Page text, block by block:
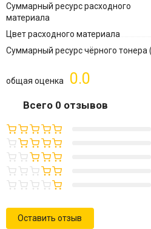
Суммарный ресурс расходного
материала
Цвет расходного материала
Суммарный ресурс чёрного тонера
0.0
общая оценка
Всего 0 отзывов
Оставить отзыв